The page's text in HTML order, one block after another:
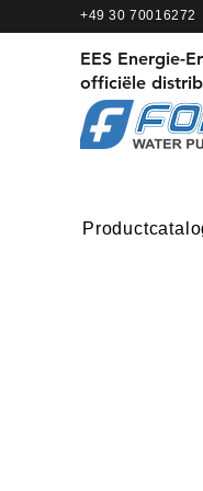
+49 30 70016272
EES Energie-
officiële